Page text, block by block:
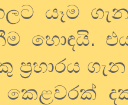
යෑම
හොඳයි.
ප්‍රහාරය
කෙළවරක්